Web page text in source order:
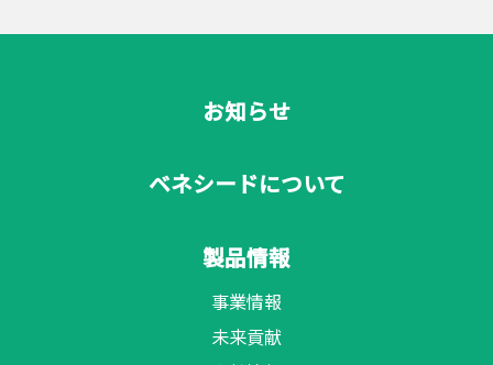
お知らせ
ベネシードについて
製品情報
事業情報
未来貢献